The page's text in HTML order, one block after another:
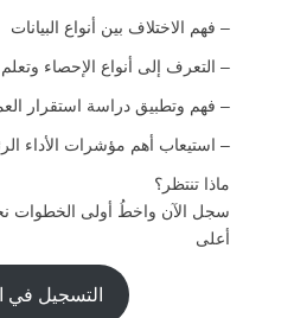
فهم الاختلاف بين أنواع البيانات –
التعرف إلى أنواع الإحصاء وتعلم الإحصاء الوصفي –
فهم وتطبيق دراسة استقرار العمليات –
استيعاب أهم مؤشرات الأداء الرئيسية –
ماذا تنتظر؟
سجل الآن واخطُ أولى الخطوات
أعلى
التسجيل في